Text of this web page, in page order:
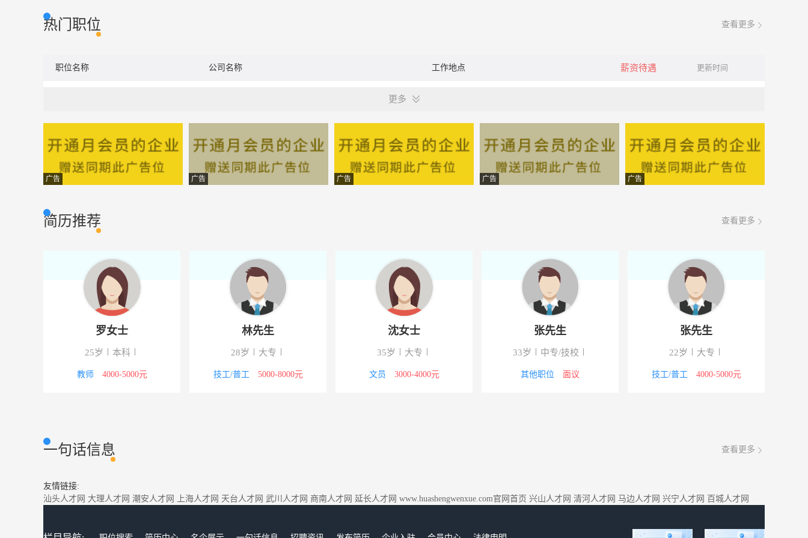
热门职位 查看更多
职位名称 公司名称 工作地点 薪资待遇 更新时间
更多
广告 广告 广告 广告 广告
简历推荐 查看更多
罗女士
25岁 本科
教师 4000-5000元
林先生
28岁 大专
技工/普工 5000-8000元
沈女士
35岁 大专
文员 3000-4000元
张先生
33岁 中专/技校
其他职位 面议
张先生
22岁 大专
技工/普工 4000-5000元
一句话信息 查看更多
友情链接:
汕头人才网 大理人才网 潮安人才网 上海人才网 天台人才网 武川人才网 商南人才网 延长人才网 www.huashengwenxue.com官网首页 兴山人才网 清河人才网 马边人才网 兴宁人才网 百城人才网